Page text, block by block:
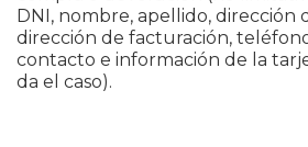
DNI, nombre, apellido, dirección
dirección de facturación,
contacto e información de la
da el caso).